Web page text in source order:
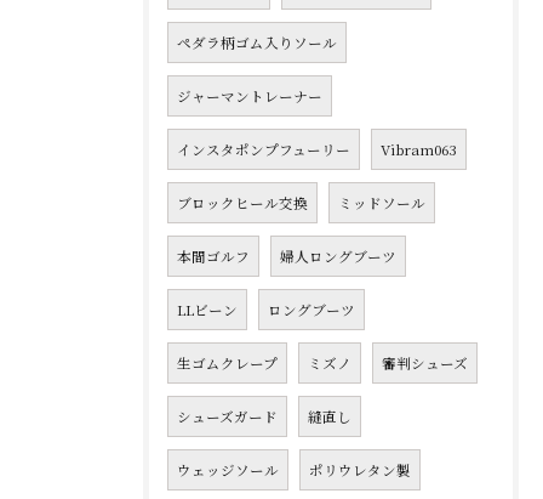
ペダラ柄ゴム入りソール
ジャーマントレーナー
インスタポンプフューリー Vibram063
ブロックヒール交換 ミッドソール
本間ゴルフ 婦人ロングブーツ
LLビーン ロングブーツ
生ゴムクレープ ミズノ 審判シューズ
シューズガード 縫直し
ウェッジソール ポリウレタン製